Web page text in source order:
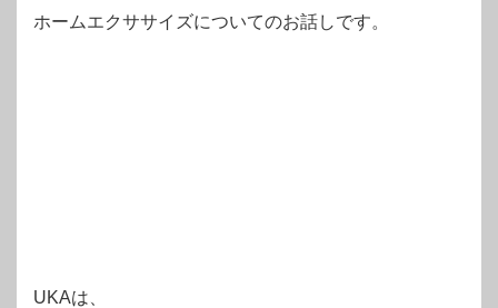
ホームエクササイズについてのお話しです。
UKAは、